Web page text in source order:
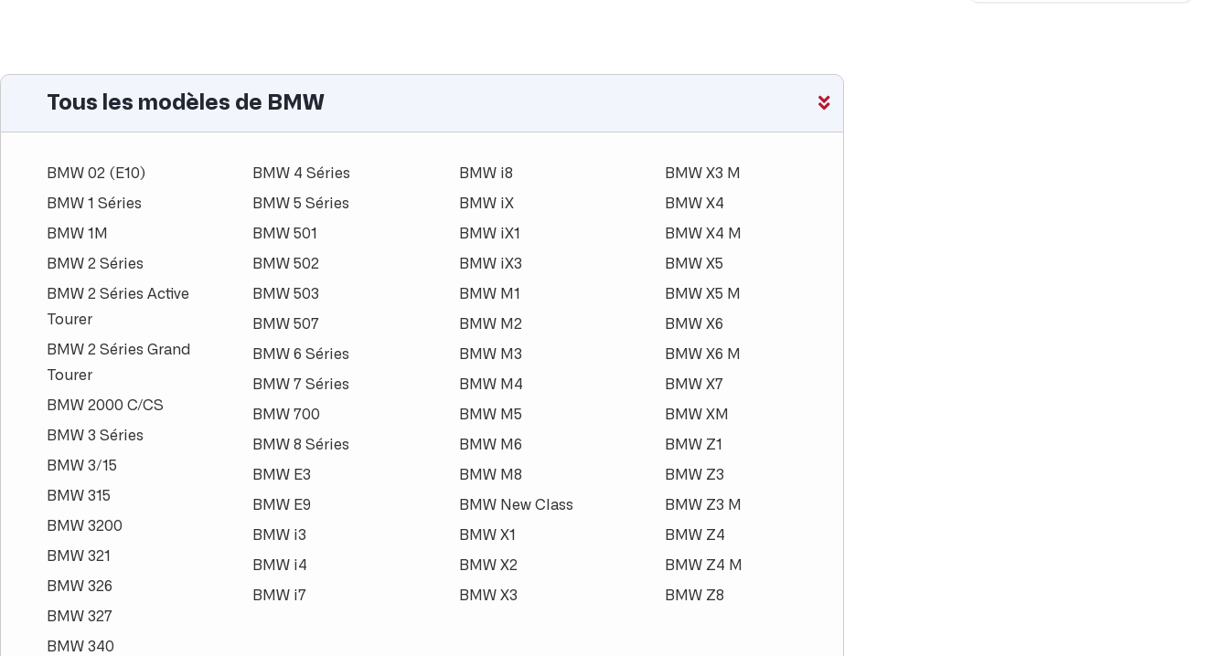
Tous les modèles de BMW
BMW 02 (E10)
BMW 1 Séries
BMW 1M
BMW 2 Séries
BMW 2 Séries Active
Tourer
BMW 2 Séries Grand
Tourer
BMW 2000 C/CS
BMW 3 Séries
BMW 3/15
BMW 315
BMW 3200
BMW 321
BMW 326
BMW 327
BMW 340
BMW 4 Séries
BMW 5 Séries
BMW 501
BMW 502
BMW 503
BMW 507
BMW 6 Séries
BMW 7 Séries
BMW 700
BMW 8 Séries
BMW E3
BMW E9
BMW i3
BMW i4
BMW i7
BMW i8
BMW iX
BMW iX1
BMW iX3
BMW M1
BMW M2
BMW M3
BMW M4
BMW M5
BMW M6
BMW M8
BMW New Class
BMW X1
BMW X2
BMW X3
BMW X3 M
BMW X4
BMW X4 M
BMW X5
BMW X5 M
BMW X6
BMW X6 M
BMW X7
BMW XM
BMW Z1
BMW Z3
BMW Z3 M
BMW Z4
BMW Z4 M
BMW Z8